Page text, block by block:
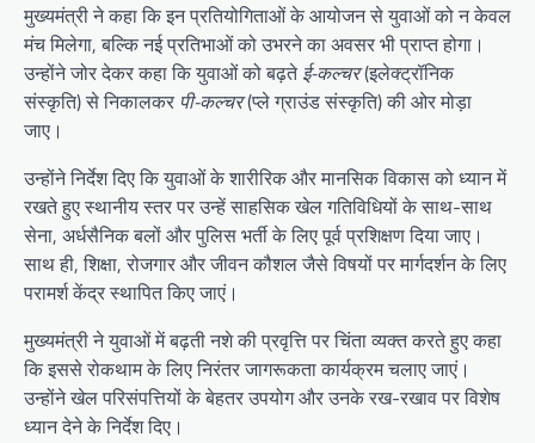
मुख्यमंत्री ने कहा कि इन प्रतियोगिताओं के आयोजन से युवाओं को न केवल
मंच मिलेगा, बल्कि नई प्रतिभाओं को उभरने का अवसर भी प्राप्त होगा।
उन्होंने जोर देकर कहा कि युवाओं को बढ़तेई-कल्चर(इलेक्ट्रॉनिक
संस्कृति) से निकालकर पी-कल्चर(प्ले ग्राउंड संस्कृति) की ओर मोड़ा
जाए।
उन्होंने निर्देश दिए कि युवाओं के शारीरिक और मानसिक विकास को ध्यान में
रखते हुए स्थानीय स्तर पर उन्हें साहसिक खेल गतिविधियों के साथ-साथ
सेना, अर्धसैनिक बलों और पुलिस भर्ती के लिए पूर्व प्रशिक्षण दिया जाए।
साथ ही, शिक्षा, रोजगार और जीवन कौशल जैसे विषयों पर मार्गदर्शन के लिए
परामर्श केंद्र स्थापित किए जाएं।
मुख्यमंत्री ने युवाओं में बढ़ती नशे की प्रवृत्ति पर चिंता व्यक्त करते हुए कहा
कि इससे रोकथाम के लिए निरंतर जागरूकता कार्यक्रम चलाए जाएं।
उन्होंने खेल परिसंपत्तियों के बेहतर उपयोग और उनके रख-रखाव पर विशेष
ध्यान देने के निर्देश दिए।